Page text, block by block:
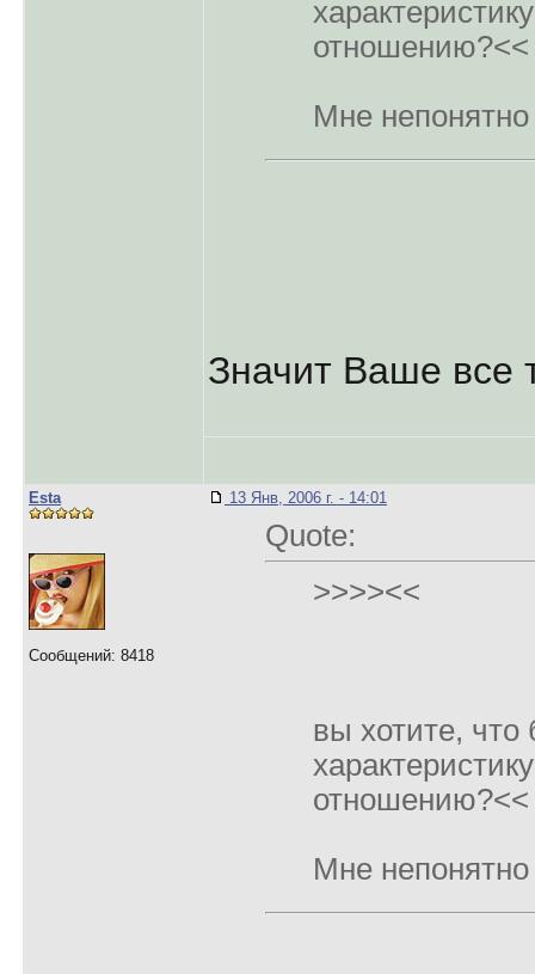
отношению?<<
Мне
Значит Ваше все
Esta
Сообщений: 8418
13 Янв, 2006 г. - 14:01
Quote:
>>>><<
вы хотите,
отношению?<<
Мне